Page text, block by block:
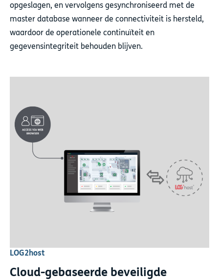
opgeslagen, en vervolgens gesynchroniseerd met de
master database wanneer de connectiviteit is hersteld,
waardoor de operationele continuïteit en
gegevensintegriteit behouden blijven.
LOG2host
Cloud-gebaseerde beveiligde